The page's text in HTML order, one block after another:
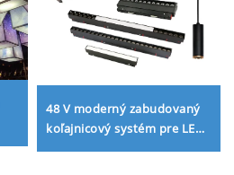
48 V moderný zabudovaný
koľajnicový systém pre LED